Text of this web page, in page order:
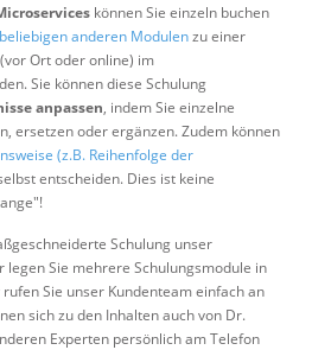
können Sie einzeln buchen
beliebigen anderen Modulenzu einer
Ort oder online) im
Sie können diese Schulung
anpassen, indem Sie einzelne
ersetzen oder ergänzen. Zudem können
(z.B. Reihenfolge der
entscheiden. Dies ist keine
Schulung unser
legen Sie mehrere Schulungsmodule in
Sie unser Kundenteam einfach an
sich zu den Inhalten auch von Dr.
Experten persönlich am Telefon